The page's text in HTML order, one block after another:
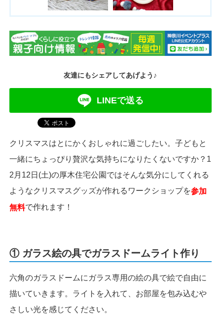
友達にもシェアしてあげよう♪
LINEで送る
クリスマスはとにかくおしゃれに過ごしたい。子どもと
一緒にちょっぴり贅沢な気持ちになりたくないですか？1
2月12日(土)の厚木住宅公園ではそんな気分にしてくれる
ようなクリスマスグッズが作れるワークショップを参加
無料で作れます！
① ガラス絵の具でガラスドームライト作り
六角のガラスドームにガラス専用の絵の具で絵で自由に
描いていきます。ライトを入れて、お部屋を包み込むや
さしい光を感じてください。